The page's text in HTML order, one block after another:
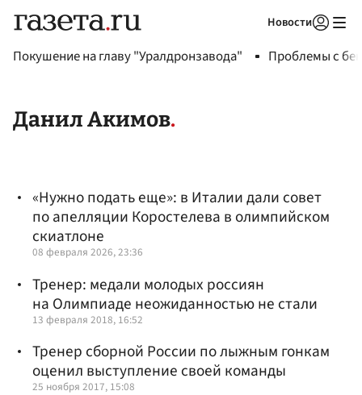
Новости
Покушение на главу "Уралдронзавода" Проблемы с
Данил Акимов
«Нужно подать еще»: в Италии дали совет
по апелляции Коростелева в олимпийском
скиатлоне
08 февраля 2026, 23:36
Тренер: медали молодых россиян
на Олимпиаде неожиданностью не стали
13 февраля 2018, 16:52
Тренер сборной России по лыжным гонкам
оценил выступление своей команды
25 ноября 2017, 15:08